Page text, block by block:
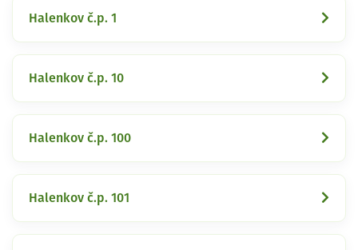
Halenkov č.p. 1
Halenkov č.p. 10
Halenkov č.p. 100
Halenkov č.p. 101